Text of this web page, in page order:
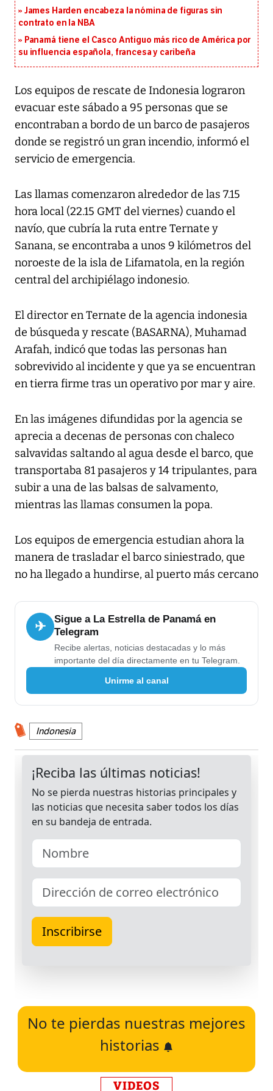
James Harden encabeza la nómina de figuras sin
contrato en la NBA
Panamá tiene el Casco Antiguo más rico de América por
su influencia española, francesa y caribeña
Los equipos de rescate de Indonesia lograron
evacuar este sábado a 95 personas que se
encontraban a bordo de un barco de pasajeros
donde se registró un gran incendio, informó el
servicio de emergencia.
Las llamas comenzaron alrededor de las 7.15
hora local (22.15 GMT del viernes) cuando el
navío, que cubría la ruta entre Ternate y
Sanana, se encontraba a unos 9 kilómetros del
noroeste de la isla de Lifamatola, en la región
central del archipiélago indonesio.
El director en Ternate de la agencia indonesia
de búsqueda y rescate (BASARNA), Muhamad
Arafah, indicó que todas las personas han
sobrevivido al incidente y que ya se encuentran
en tierra firme tras un operativo por mar y aire.
En las imágenes difundidas por la agencia se
aprecia a decenas de personas con chaleco
salvavidas saltando al agua desde el barco, que
transportaba 81 pasajeros y 14 tripulantes, para
subir a una de las balsas de salvamento,
mientras las llamas consumen la popa.
Los equipos de emergencia estudian ahora la
manera de trasladar el barco siniestrado, que
no ha llegado a hundirse, al puerto más cercano
✈
Sigue a La Estrella de Panamá en
Telegram
Recibe alertas, noticias destacadas y lo más
importante del día directamente en tu Telegram.
Unirme al canal
Indonesia
No te pierdas nuestras mejores
historias
VIDEOS